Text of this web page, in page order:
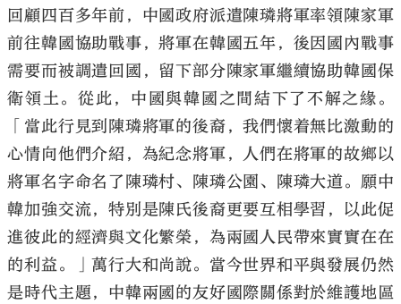
回顧四百多年前，中國政府派遣陳璘將軍率領陳家軍
前往韓國協助戰事，將軍在韓國五年，後因國內戰事
需要而被調遣回國，留下部分陳家軍繼續協助韓國保
衛領土。從此，中國與韓國之間結下了不解之緣。
「當此行見到陳璘將軍的後裔，我們懷着無比激動的
心情向他們介紹，為紀念將軍，人們在將軍的故鄉以
將軍名字命名了陳璘村、陳璘公園、陳璘大道。願中
韓加強交流，特別是陳氏後裔更要互相學習，以此促
進彼此的經濟與文化繁榮，為兩國人民帶來實實在在
的利益。」萬行大和尚說。當今世界和平與發展仍然
是時代主題，中韓兩國的友好國際關係對於維護地區